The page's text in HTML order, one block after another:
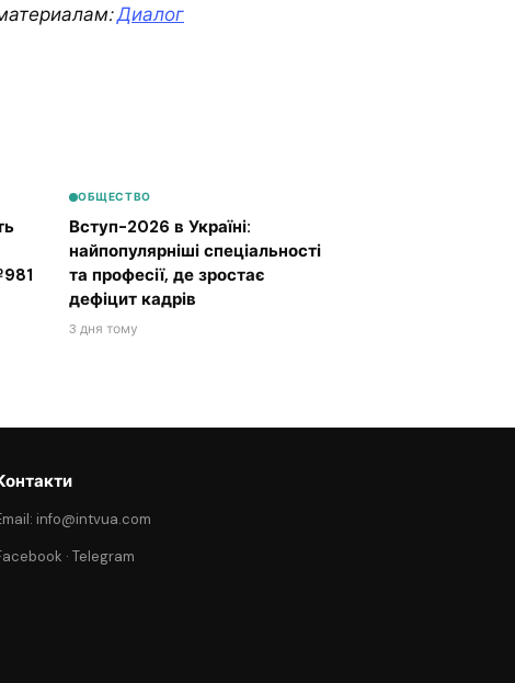
Диалог
ОБЩЕСТВО
Вступ-2026 в Україні:
найпопулярніші спеціальності
та професії, де зростає
дефіцит кадрів
3 дня тому
info@intvua.com
·Telegram